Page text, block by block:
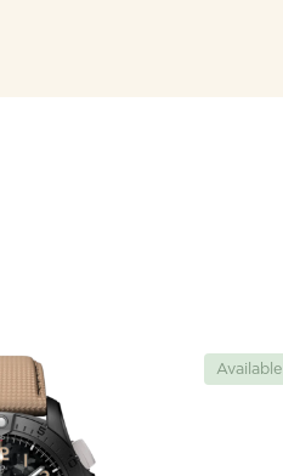
Available